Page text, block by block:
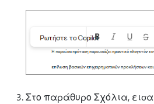
Στο παράθυρο Σχόλια,